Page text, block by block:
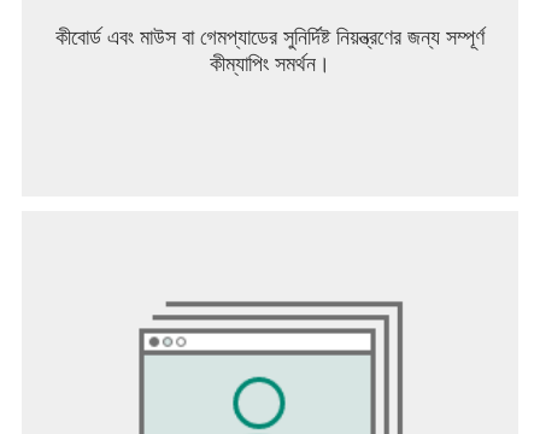
কীবোর্ড এবং মাউস বা গেমপ্যাডের সুনির্দিষ্ট নিয়ন্ত্রণের জন্য সম্পূর্ণ
কীম্যাপিং সমর্থন।